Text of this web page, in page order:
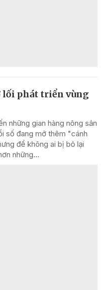
lối phát triển vùng
những gian hàng nông sản
số đang mở thêm "cánh
để không ai bị bỏ lại
những...